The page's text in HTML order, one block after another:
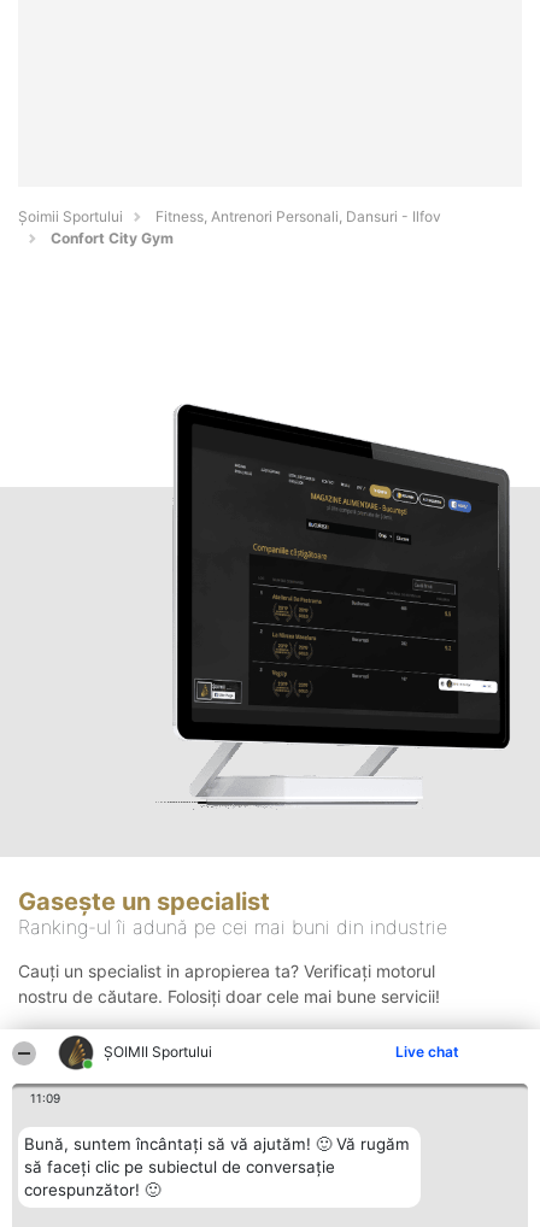
ȘOIMII Sportului Live chat
11:09
Bună, suntem încântați să vă ajutăm! 🙂 Vă rugăm
să faceți clic pe subiectul de conversație
corespunzător! 🙂
Șoimii Sportului
Fitness, Antrenori Personali, Dansuri - Ilfov
Confort City Gym
Gasește un specialist
Ranking-ul îi adună pe cei mai buni din industrie
Cauți un specialist in apropierea ta? Verificați motorul
nostru de căutare. Folosiți doar cele mai bune servicii!